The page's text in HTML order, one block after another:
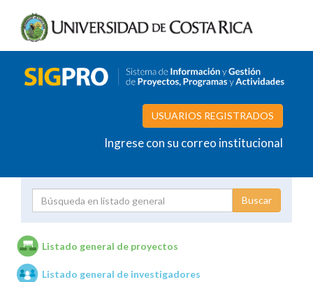
USUARIOS REGISTRADOS
Ingrese con su correo institucional
Unidades de investigación
Listado general de proyectos
Listado general de investigadores